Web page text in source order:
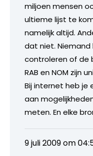
miljoen mensen
ultieme lijst te
namelijk altijd.
dat niet. Niemand
controleren of de
RAB en NOM zijn
Bij internet heb je
aan
meten. En elke
9 juli 2009 om